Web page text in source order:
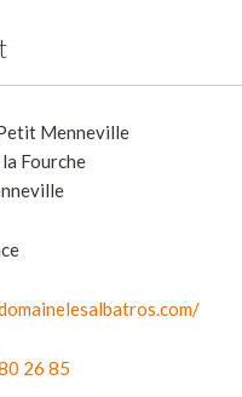
Menneville
Fourche
26 85